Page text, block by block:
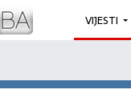
VIJESTI